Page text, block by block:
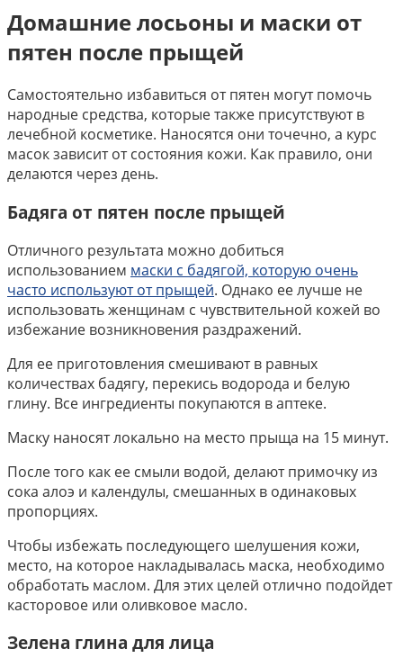
Домашние лосьоны и маски от
пятен после прыщей
Самостоятельно избавиться от пятен могут помочь
народные средства, которые также присутствуют в
лечебной косметике. Наносятся они точечно, а курс
масок зависит от состояния кожи. Как правило, они
делаются через день.
Бадяга от пятен после прыщей
Отличного результата можно добиться
использованием маски с бадягой, которую очень
часто используют от прыщей. Однако ее лучше не
использовать женщинам с чувствительной кожей во
избежание возникновения раздражений.
Для ее приготовления смешивают в равных
количествах бадягу, перекись водорода и белую
глину. Все ингредиенты покупаются в аптеке.
Маску наносят локально на место прыща на 15 минут.
После того как ее смыли водой, делают примочку из
сока алоэ и календулы, смешанных в одинаковых
пропорциях.
Чтобы избежать последующего шелушения кожи,
место, на которое накладывалась маска, необходимо
обработать маслом. Для этих целей отлично подойдет
касторовое или оливковое масло.
Зелена глина для лица